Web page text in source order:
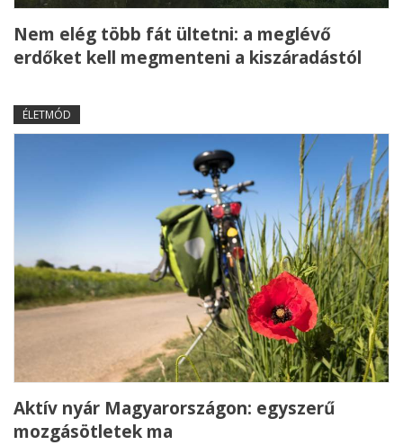
Nem elég több fát ültetni: a meglévő
erdőket kell megmenteni a kiszáradástól
ÉLETMÓD
Aktív nyár Magyarországon: egyszerű
mozgásötletek ma